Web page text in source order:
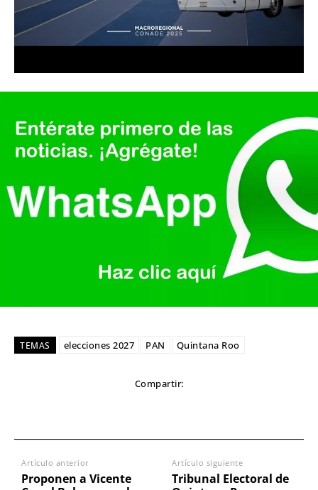
TEMAS elecciones 2027 PAN Quintana Roo
Compartir:
Artículo anterior
Proponen a Vicente
Artículo siguiente
Tribunal Electoral de